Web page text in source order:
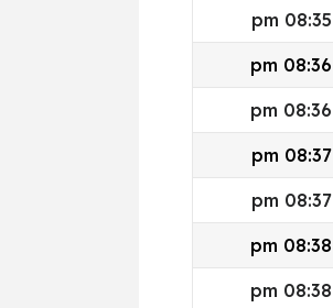
08:35 pm
08:36 pm
08:36 pm
08:37 pm
08:37 pm
08:38 pm
08:38 pm